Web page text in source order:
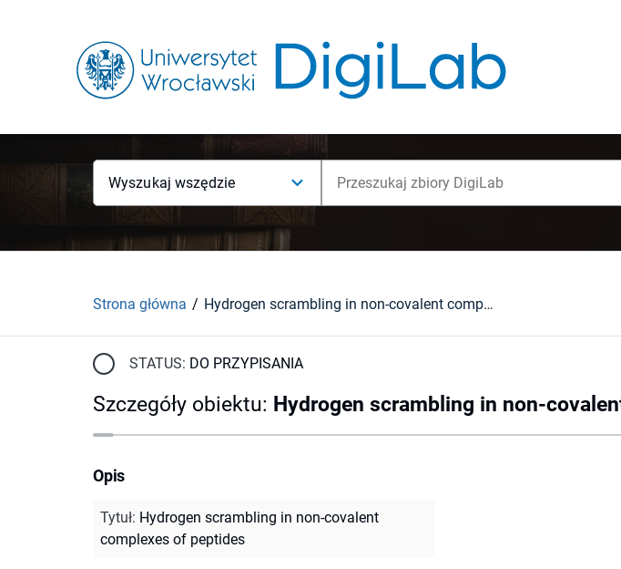
Wyszukaj wszędzie
Strona główna Hydrogen scrambling in non-covalent complexes of peptides
STATUS: DO PRZYPISANIA
Szczegóły obiektu: Hydrogen scrambling in non-
Opis
Tytuł: Hydrogen scrambling in non-covalent
complexes of peptides